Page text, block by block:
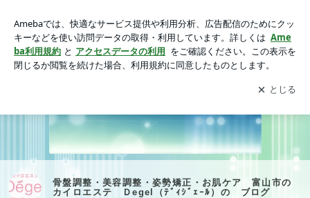
ステ Ｄegel（ﾃﾞｨｼﾞｪｰﾙ）の ブログ
アプリをダウンロードして ブログの更新通知
を受け取りまし
ょう。
開く
骨盤調整・美容調整・姿勢矯正・お肌ケア 富山市の
カイロエステ Ｄegel（ﾃﾞｨｼﾞｪｰﾙ）の ブログ